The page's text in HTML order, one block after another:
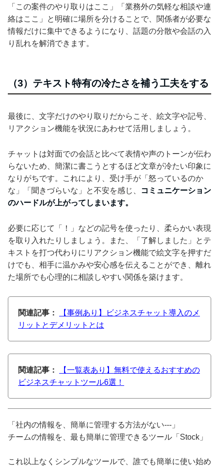
「この案件のやり取りはここ」「業務外の気軽な相談や連
絡はここ」と明確に場所を分けることで、関係者が必要な
情報だけに集中できるようになり、話題の分散や会話の入
り乱れを解消できます。
（3）テキスト特有の冷たさを補う工夫をする
最後に、文字だけのやり取りだからこそ、絵文字や記号、
リアクション機能を状況にあわせて活用しましょう。
チャットは対面での会話と比べて表情や声のトーンが伝わ
らないため、簡潔に書こうとするほど文章が冷たい印象に
なりがちです。これにより、受け手が「怒っているのか
な」「聞きづらいな」と不安を感じ、
コミュニケーション
のハードルが上がってしまいます。
必要に応じて「！」などの記号を使ったり、柔らかい表現
を取り入れたりしましょう。また、「了解しました」とテ
キストを打つ代わりにリアクション機能で絵文字を押すだ
けでも、相手に温かみや安心感を伝えることができ、離れ
た場所でも心理的に相談しやすい関係を築けます。
関連記事：
【事例あり】ビジネスチャット導入のメ
リットとデメリットとは
関連記事：
【一覧表あり】無料で使えるおすすめの
ビジネスチャットツール6選！
「社内の情報を、簡単に管理する方法がない---」
チームの情報を、最も簡単に管理できるツール「Stock」
これ以上なくシンプルなツールで、誰でも簡単に使い始め